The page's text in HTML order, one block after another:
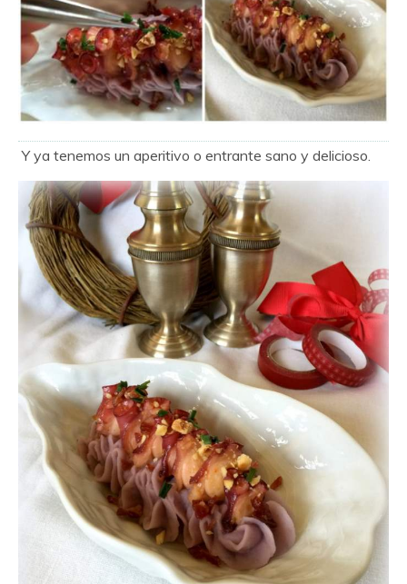
Y ya tenemos un aperitivo o entrante sano y delicioso.